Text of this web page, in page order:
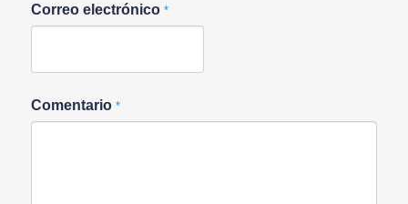
Correo electrónico *
Comentario *